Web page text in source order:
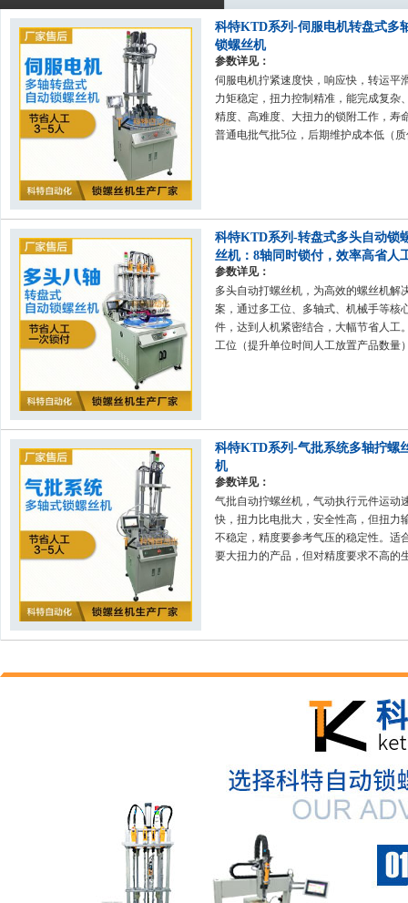
科特KTD系列-伺服电机转盘式多
锁螺丝机
参数详见：
伺服电机拧紧速度快，响应快，转运平
力矩稳定，扭力控制精准，能完成复杂
精度、高难度、大扭力的锁附工作，寿
普通电批气批5位，后期维护成本低（质
科特KTD系列-转盘式多头自动锁
丝机：8轴同时锁付，效率高省人
参数详见：
多头自动打螺丝机，为高效的螺丝机解
案，通过多工位、多轴式、机械手等核
件，达到人机紧密结合，大幅节省人工
工位（提升单位时间人工放置产品数量
科特KTD系列-气批系统多轴拧螺
机
参数详见：
气批自动拧螺丝机，气动执行元件运动
快，扭力比电批大，安全性高，但扭力
不稳定，精度要参考气压的稳定性。适
要大扭力的产品，但对精度要求不高的